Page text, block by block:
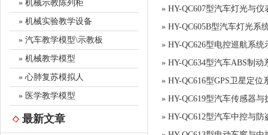
» 机械示教陈列柜
» 机械实验教学设备
» 汽车教学模型\示教板
» 机械教学模型
» 心肺复苏模拟人
» 医学教学模型
最新文章
» HY-QC607型汽车灯光与仪
» HY-QC605B型汽车灯光系
» HY-QC626型电控巡航系统
» HY-QC634型汽车ABS制动
» HY-QC616型GPS卫星定位
» HY-QC619型汽车传感器与
» HY-QC612型汽车中控与防